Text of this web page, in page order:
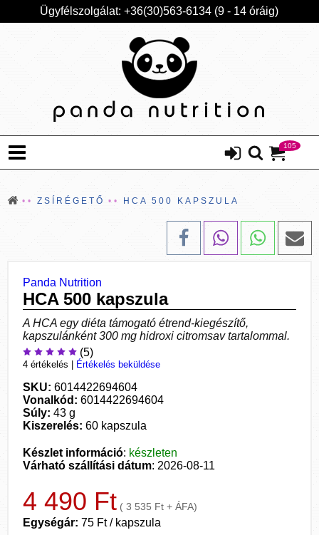
Ügyfélszolgálat: +36(30)563-6134 (9 - 14 óráig)
105
ZSÍRÉGETŐ HCA 500 KAPSZULA
Panda Nutrition
HCA 500 kapszula
A HCA egy diéta támogató étrend-kiegészítő,
kapszulánként 300 mg hidroxi citromsav tartalommal.
(5)
4 értékelés Értékelés beküldése
SKU: 6014422694604
Vonalkód: 6014422694604
Súly: 43 g
Kiszerelés: 60 kapszula
Készlet információ: készleten
Várható szállítási dátum: 2026-08-11
4 490 Ft ( 3 535 Ft + ÁFA)
Egységár: 75 Ft / kapszula